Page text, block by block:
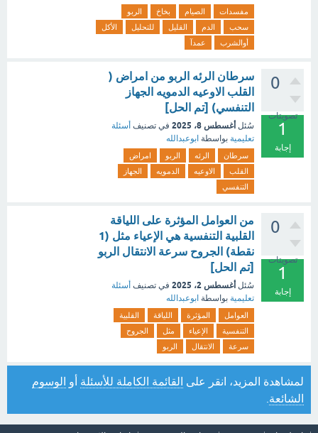
مفسدات الصيام بخاخ
الربو
سحب
الدم القليل للتحليل
الأكل
أوالشرب
عمدآ
0
تصويتات
1
إجابة
سرطان الرئه الربو من امراض (
القلب الاوعيه الدمويه الجهاز
التنفسي) [تم الحل]
سُئل أغسطس 8، 2025 في تصنيف أسئلة
تعليمية بواسطة ابوعبدالله
سرطان الرئه الربو
امراض
القلب
الاوعيه الدمويه
الجهاز
التنفسي
0
تصويتات
1
إجابة
من العوامل المؤثرة على اللياقة
القلبية التنفسية هي الإعياء مثل (1
نقطة) الجروح سرعة الانتقال الربو
[تم الحل]
سُئل أغسطس 2، 2025 في تصنيف أسئلة
تعليمية بواسطة ابوعبدالله
العوامل المؤثرة اللياقة
القلبية
التنفسية
الإعياء مثل
الجروح
سرعة
الانتقال الربو
لمشاهدة المزيد، انقر على القائمة الكاملة للأسئلة أو الوسوم
الشائعة